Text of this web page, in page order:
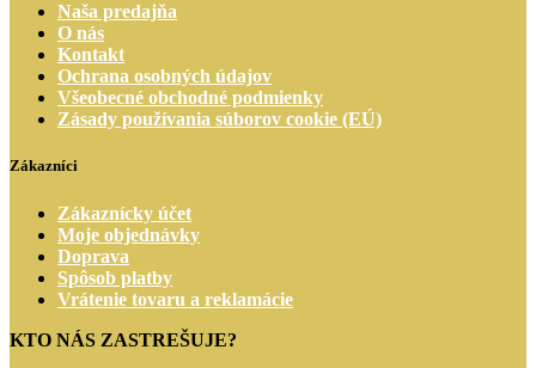
Naša predajňa
O nás
Kontakt
Ochrana osobných údajov
Všeobecné obchodné podmienky
Zásady používania súborov cookie (EÚ)
Zákazníci
Zákaznícky účet
Moje objednávky
Doprava
Spôsob platby
Vrátenie tovaru a reklamácie
KTO NÁS ZASTREŠUJE?